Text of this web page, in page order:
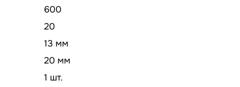
600
20
13 мм
20 мм
1 шт.